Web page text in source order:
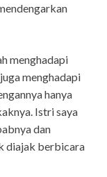
menghadapi
menghadapi
hanya
Istri saya
dan
diajak berbicara